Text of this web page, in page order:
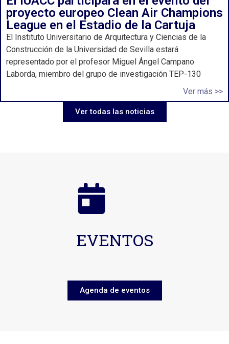
proyecto europeo Clean Air Champions
League en el Estadio de la Cartuja
El Instituto Universitario de Arquitectura y Ciencias de la
Construcción de la Universidad de Sevilla estará
representado por el profesor Miguel Ángel Campano
Laborda, miembro del grupo de investigación TEP-130
Ver más >>
Ver todas las noticias
EVENTOS
Agenda de eventos